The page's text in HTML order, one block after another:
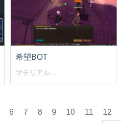
希望BOT
マテリアルバースト
6 7 8 9 10 11 12